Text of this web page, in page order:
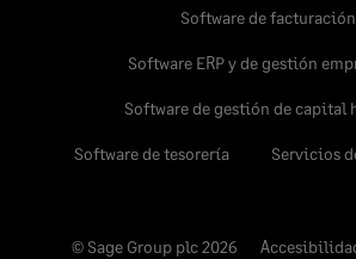
Software de facturación
Software ERP y de gestión
Software de gestión de capital
Software de tesorería Servicios
© Sage Group plc 2026